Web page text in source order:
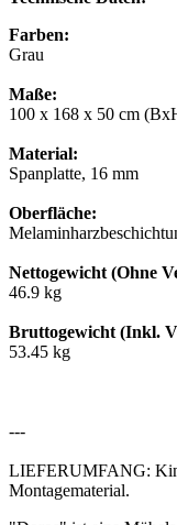
Farben:
Grau
Maße:
100 x 168 x 50 cm
Material:
Spanplatte, 16 mm
Oberfläche:
Nettogewicht (Ohne
46.9 kg
Bruttogewicht (Inkl.
53.45 kg
---
LIEFERUMFANG:
Montagematerial.